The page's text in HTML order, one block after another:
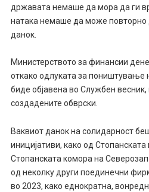
државата немаше да мора да ги
натака немаше да може повторно
данок.
Министерството за финансии
откако одлуката за поништување
биде објавена во Службен весник,
создадените обврски.
Ваквиот данок на солидарност
иницијативи, како од
Стопанската комора на
од неколку други поединечни
во 2023, како еднократна,